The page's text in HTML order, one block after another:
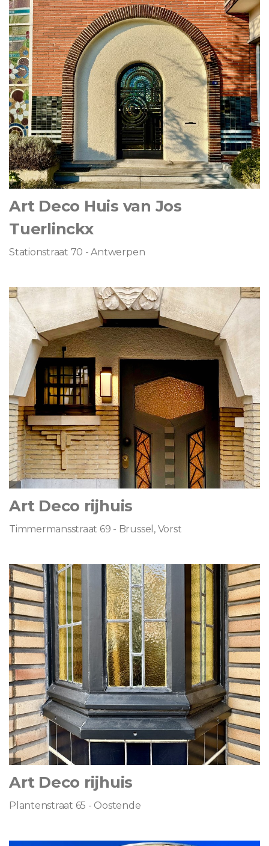
Art Deco Huis van Jos
Tuerlinckx
Stationstraat 70 - Antwerpen
Art Deco rijhuis
Timmermansstraat 69 - Brussel, Vorst
Art Deco rijhuis
Plantenstraat 65 - Oostende